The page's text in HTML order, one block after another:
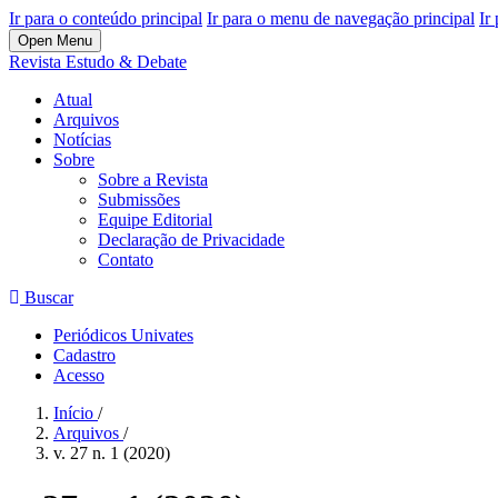
Ir para o conteúdo principal Ir para o menu de navegação principal Ir
Open Menu
Revista Estudo & Debate
Atual
Arquivos
Notícias
Sobre
Sobre a Revista
Submissões
Equipe Editorial
Declaração de Privacidade
Contato
Buscar
Periódicos Univates
Cadastro
Acesso
Início /
Arquivos /
v. 27 n. 1 (2020)